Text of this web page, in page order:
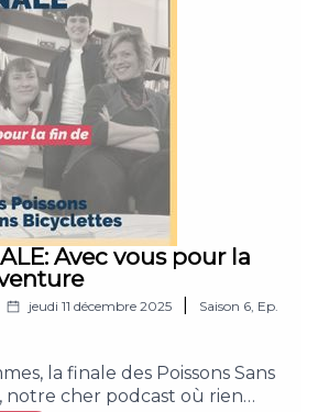
Avec vous pour la
jeudi 11 décembre 2025 Saison 6, Ep.
la finale des Poissons Sans
notre cher podcast où rien